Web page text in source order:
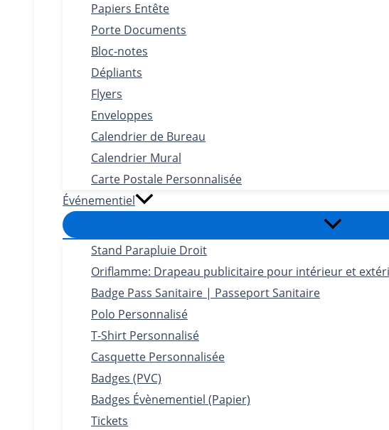
Papiers Entête
Porte Documents
Bloc-notes
Dépliants
Flyers
Enveloppes
Calendrier de Bureau
Calendrier Mural
Carte Postale Personnalisée
Événementiel
Stand Parapluie Droit
Oriflamme: Drapeau publicitaire pour intérieur et
Badge Pass Sanitaire | Passeport Sanitaire
Polo Personnalisé
T-Shirt Personnalisé
Casquette Personnalisée
Badges (PVC)
Badges Évènementiel (Papier)
Tickets